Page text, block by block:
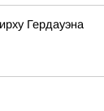
Гердауэна